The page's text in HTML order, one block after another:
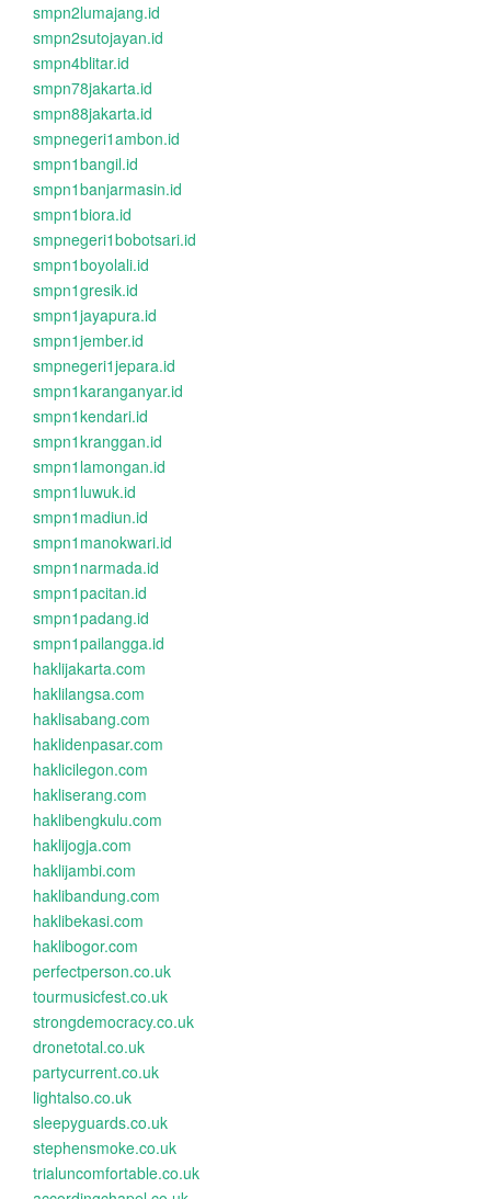
smpn2lumajang.id
smpn2sutojayan.id
smpn4blitar.id
smpn78jakarta.id
smpn88jakarta.id
smpnegeri1ambon.id
smpn1bangil.id
smpn1banjarmasin.id
smpn1biora.id
smpnegeri1bobotsari.id
smpn1boyolali.id
smpn1gresik.id
smpn1jayapura.id
smpn1jember.id
smpnegeri1jepara.id
smpn1karanganyar.id
smpn1kendari.id
smpn1kranggan.id
smpn1lamongan.id
smpn1luwuk.id
smpn1madiun.id
smpn1manokwari.id
smpn1narmada.id
smpn1pacitan.id
smpn1padang.id
smpn1pailangga.id
haklijakarta.com
haklilangsa.com
haklisabang.com
haklidenpasar.com
haklicilegon.com
hakliserang.com
haklibengkulu.com
haklijogja.com
haklijambi.com
haklibandung.com
haklibekasi.com
haklibogor.com
perfectperson.co.uk
tourmusicfest.co.uk
strongdemocracy.co.uk
dronetotal.co.uk
partycurrent.co.uk
lightalso.co.uk
sleepyguards.co.uk
stephensmoke.co.uk
trialuncomfortable.co.uk